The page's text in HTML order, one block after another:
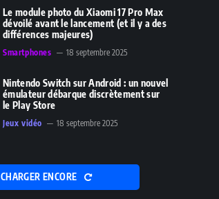
Le module photo du Xiaomi 17 Pro Max
dévoilé avant le lancement (et il y a des
différences majeures)
Smartphones 18 septembre 2025
Nintendo Switch sur Android : un nouvel
émulateur débarque discrètement sur
le Play Store
Jeux vidéo 18 septembre 2025
CHARGER ENCORE